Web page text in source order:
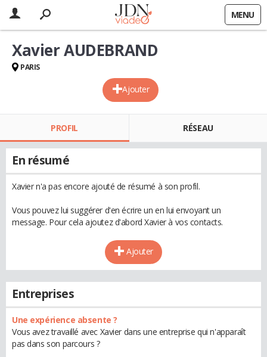
MENU
Ajouter
Xavier AUDEBRAND
PARIS
PROFIL RÉSEAU
En résumé
Xavier n'a pas encore ajouté de résumé à son profil.
Vous pouvez lui suggérer d'en écrire un en lui envoyant un
message. Pour cela ajoutez d'abord Xavier à vos contacts.
Ajouter
Entreprises
Une expérience absente ?
Vous avez travaillé avec Xavier dans une entreprise qui n'apparaît
pas dans son parcours ?